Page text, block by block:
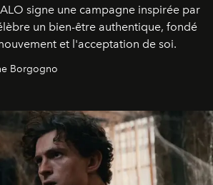
signe une campagne inspirée par
un bien-être authentique, fondé
et l'acceptation de soi.
Borgogno